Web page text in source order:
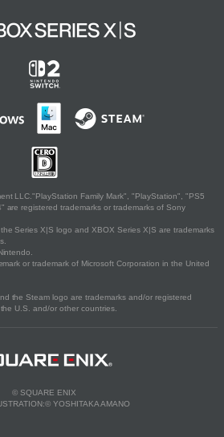
LLC."PlayStation Family Mark", "PlayStation", "PS5
registered trademarks or trademarks of Sony
Series X|S logo and XBOX Series X|S are trademarks
or trademark of Microsoft Corporation in the United
the Steam logo are trademarks and/or registered
U.S. and/or other countries.
© SQUARE ENIX
YOSHITAKA AMANO